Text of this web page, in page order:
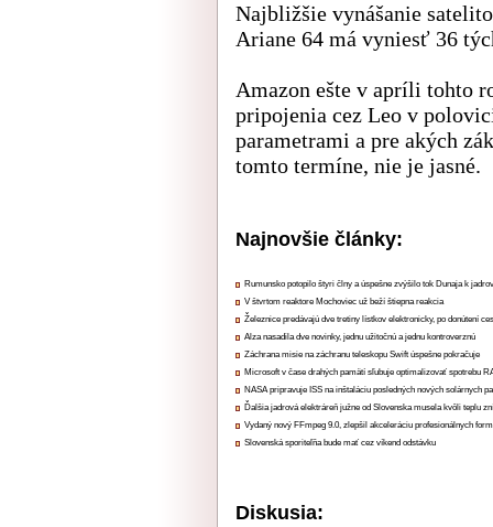
Najbližšie vynášanie
Ariane 64 má vyniesť 36
Amazon ešte v apríli tohto
pripojenia cez Leo v
parametrami a pre akých
tomto termíne, nie je jasné.
Najnovšie články:
Rumunsko potopilo štyri člny a úspešne zvýšilo tok Dunaja k
V štvrtom reaktore Mochoviec už beží štiepna reakcia
Železnice predávajú dve tretiny lístkov elektronicky, po donútení
Alza nasadila dve novinky, jednu užitočnú a jednu kontroverznú
Záchrana misie na záchranu teleskopu Swift úspešne pokračuje
Microsoft v čase drahých pamätí sľubuje optimalizovať spotrebu
NASA pripravuje ISS na inštaláciu posledných nových solárnych
Ďalšia jadrová elektráreň južne od Slovenska musela kvôli teplu
Vydaný nový FFmpeg 9.0, zlepšil akceleráciu profesionálnych
Slovenská sporiteľňa bude mať cez víkend odstávku
Diskusia: